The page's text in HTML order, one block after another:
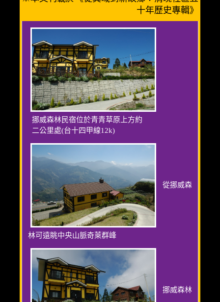
十年歷史專輯》
挪威森林民宿位於青青草原上方約
二公里處(台十四甲線12k)
從挪威森
林可遠眺中央山脈奇萊群峰
挪威森林